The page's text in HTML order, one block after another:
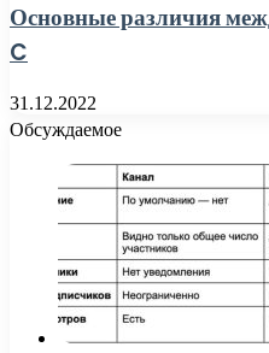
Основные различия
C
31.12.2022
Обсуждаемое